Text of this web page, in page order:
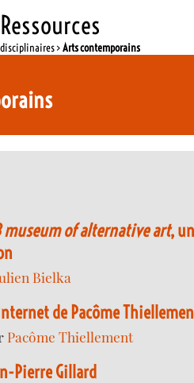
disciplinaires >Arts contemporains
museum of alternative art,
Bielka
de Pacôme
Pacôme Thiellement
Pierre Gillard